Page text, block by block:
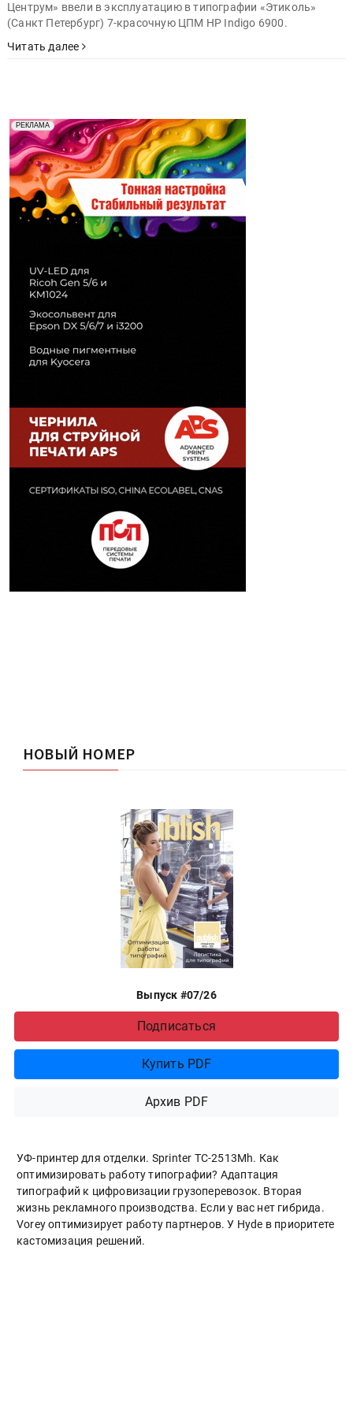
Центрум» ввели в эксплуатацию в типографии «Этиколь»
(Санкт Петербург) 7-красочную ЦПМ HP Indigo 6900.
Читать далее
РЕКЛАМА
Реклама. Рекламодатель ООО "Передовые Системы
Печати" erid: 2SDnjd2d4Qz
НОВЫЙ НОМЕР
Выпуск #07/26
Подписаться
Купить PDF
Архив PDF
УФ-принтер для отделки. Sprinter ТС-2513Mh. Как
оптимизировать работу типографии? Адаптация
типографий к цифровизации грузоперевозок. Вторая
жизнь рекламного производства. Если у вас нет гибрида.
Vorey оптимизирует работу партнеров. У Hyde в приоритете
кастомизация решений.